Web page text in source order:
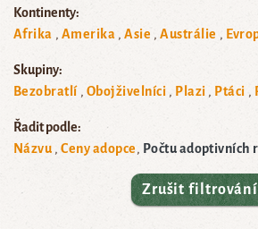
Kontinenty:
Afrika
Amerika Asie Austrálie
Skupiny:
Bezobratlí
Obojživelníci Plazi Ptáci
Řadit podle:
Názvu
Ceny adopce Počtu adoptivních
Zrušit filtrování